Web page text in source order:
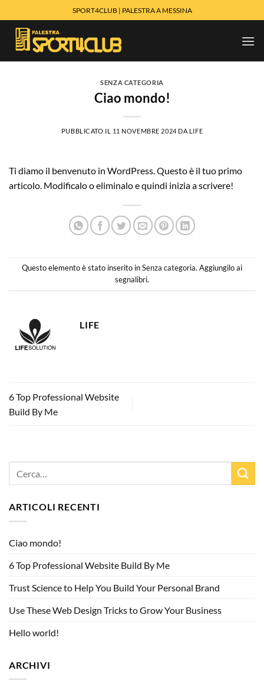
ai
contenuti
SPORT4CLUB | PALESTRA A MESSINA
SENZA CATEGORIA
Ciao mondo!
PUBBLICATO IL 11 NOVEMBRE 2024 DA LIFE
Ti diamo il benvenuto in WordPress. Questo è il tuo primo
articolo. Modificalo o eliminalo e quindi inizia a scrivere!
Questo elemento è stato inserito inSenza categoria. Aggiungilo ai
segnalibri.
LIFE
6 Top Professional Website
Build By Me
ARTICOLI RECENTI
Ciao mondo!
6 Top Professional Website Build By Me
Trust Science to Help You Build Your Personal Brand
Use These Web Design Tricks to Grow Your Business
Hello world!
ARCHIVI